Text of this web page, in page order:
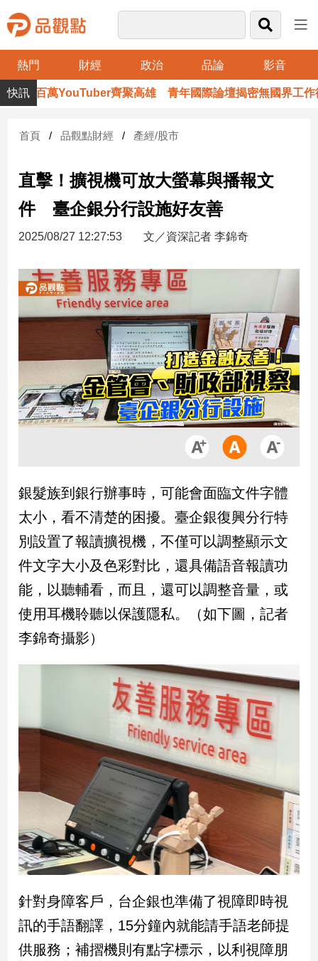
熱門 財經 政治 品論 影音
品
觀
財
台
財
新
產
經/
市
地
品
政
治
政
治
焦
品
觀
點
民
點
觀
兩
岸/
國
際
社
會/
地
方
萬YouTuber齊聚高雄 青年國際論壇揭密無國界工作術
首頁 品觀點財經 產經/股市
直擊！擴視機可放大螢幕與播報文
件 臺企銀分行設施好友善
2025/08/27 12:27:53 文／資深記者 李錦奇
銀髮族到銀行辦事時，可能會面臨文件字體
太小，看不清楚的困擾。臺企銀復興分行特
別設置了報讀擴視機，不僅可以調整顯示文
件文字大小及色彩對比，還具備語音報讀功
能，以聽輔看，而且，還可以調整音量，或
使用耳機聆聽以保護隱私。（如下圖，記者
李錦奇攝影）
針對身障客戶，台企銀也準備了視障即時視
訊的手語翻譯，15分鐘內就能請手語老師提
供服務；補摺機則有點字標示，以利視障朋